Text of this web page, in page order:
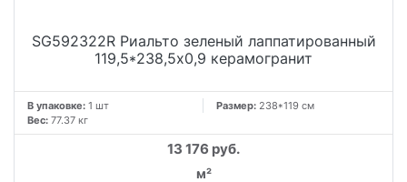
SG592322R Риальто зеленый лаппатированный
119,5*238,5x0,9 керамогранит
В упаковке: 1 шт Размер: 238*119 см
Вес: 77.37 кг
13 176 руб.
м²